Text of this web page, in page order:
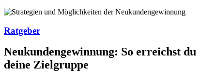
Ratgeber
Neukundengewinnung: So erreichst du
deine Zielgruppe